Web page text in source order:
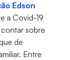
Edson
a Covid-19
sobre
de
Entre